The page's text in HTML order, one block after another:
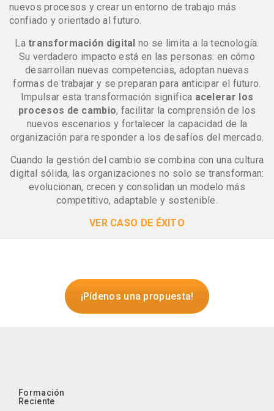
nuevos procesos y crear un entorno de trabajo más
confiado y orientado al futuro.
Latransformación digital no se limita a la tecnología.
Su verdadero impacto está en las personas: en cómo
desarrollan nuevas competencias, adoptan nuevas
formas de trabajar y se preparan para anticipar el futuro.
Impulsar esta transformación significa acelerar los
procesos de cambio, facilitar la comprensión de los
nuevos escenarios y fortalecer la capacidad de la
organización para responder a los desafíos del mercado.
Cuando la gestión del cambio se combina con una cultura
digital sólida, las organizaciones no solo se transforman:
evolucionan, crecen y consolidan un modelo más
competitivo, adaptable y sostenible.
VER CASO DE ÉXITO
¡Pídenos una propuesta!
Formación
Reciente